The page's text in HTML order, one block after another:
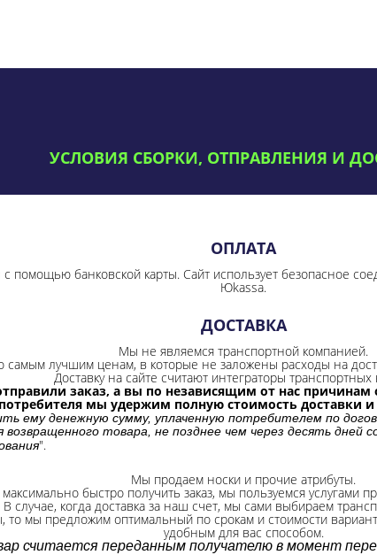
УСЛОВИЯ СБОРКИ, ОТПРАВЛЕНИЯ И
ОПЛАТА
помощью банковской карты. Сайт использует безопасное
Юkassa.
ДОСТАВКА
Мы не являемся транспортной компанией.
лучшим ценам, в которые не заложены расходы на
Доставку на сайте считают интеграторы транспортных
заказ, а вы по независящим от нас причинам
мы удержим полную стоимость доставки и
ему денежную сумму, уплаченную потребителем по
товара, не позднее чем через десять дней
".
Мы продаем носки и прочие атрибуты.
быстро получить заказ, мы пользуемся услугами
В случае, когда доставка за наш счет, мы сами выбираем
то мы предложим оптимальный по срокам и стоимости
удобным для вас способом.
считается переданным получателю в момент